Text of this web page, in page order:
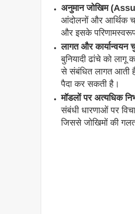
अनुमान जोखिम
आंदोलनों और आर्थिक
और इसके
लागत और
बुनियादी ढांचे को लागू
से संबंधित लागत आती है,
पैदा कर सकती है।
मॉडलों पर अत्यधिक
संबंधी धारणाओं पर
जिससे जोखिमों की